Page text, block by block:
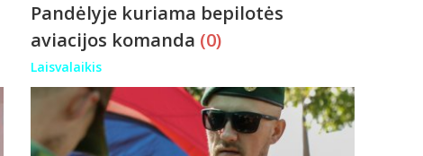
Pandėlyje kuriama bepilotės
aviacijos komanda (0)
Laisvalaikis